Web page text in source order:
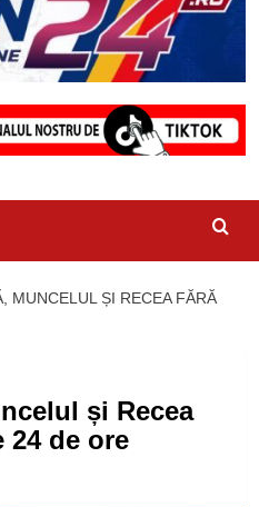
MUNCELUL ȘI RECEA FĂRĂ
și Recea
24 de ore